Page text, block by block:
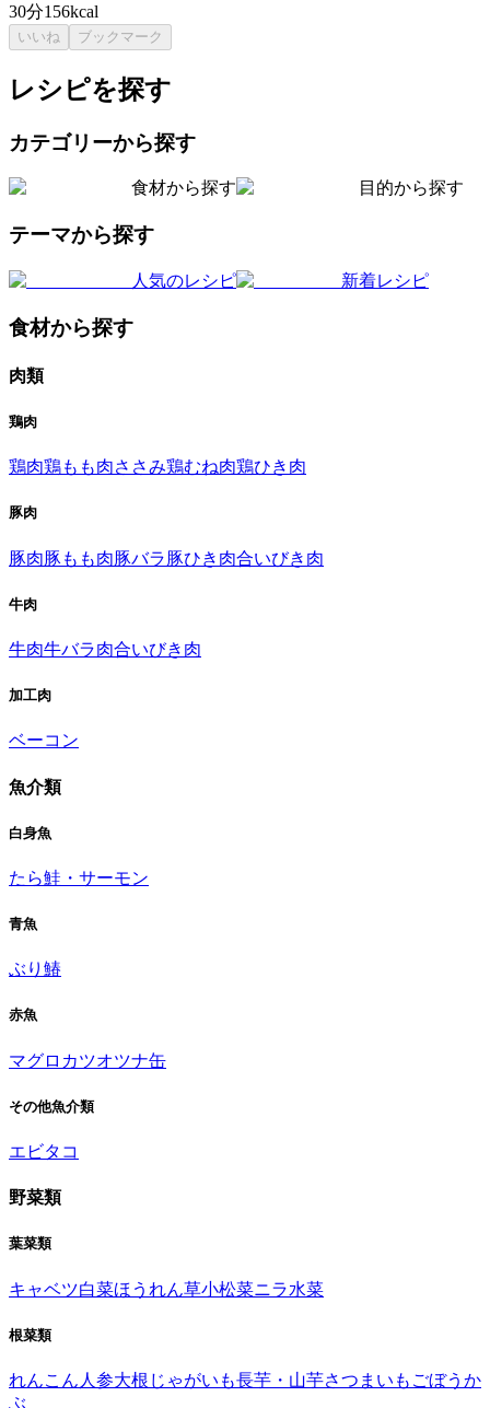
30分156kcal
いいね ブックマーク
レシピを探す
カテゴリーから探す
食材から探す 目的から探す
テーマから探す
人気のレシピ 新着レシピ
食材から探す
肉類
鶏肉
鶏肉鶏もも肉ささみ鶏むね肉鶏ひき肉
豚肉
豚肉豚もも肉豚バラ豚ひき肉合いびき肉
牛肉
牛肉牛バラ肉合いびき肉
加工肉
ベーコン
魚介類
白身魚
たら鮭・サーモン
青魚
ぶり 鰆
赤魚
マグロ カツオツナ缶
その他魚介類
エビタコ
野菜類
葉菜類
キャベツ白菜ほうれん草小松菜ニラ水菜
根菜類
れんこん 人参大根 じゃがいも長芋・山芋さつまいも ごぼう か
ぶ